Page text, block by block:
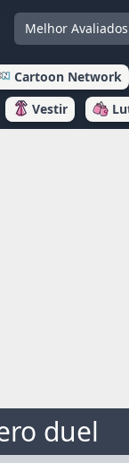
Melhor Avaliados
Cartoon Network
Vestir
duel